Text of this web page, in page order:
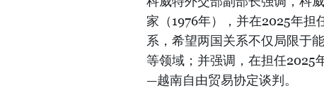
家（1976年），并在2025年担
系，希望两国关系不仅局限于
等领域；并强调，在担任2025
—越南自由贸易协定谈判。